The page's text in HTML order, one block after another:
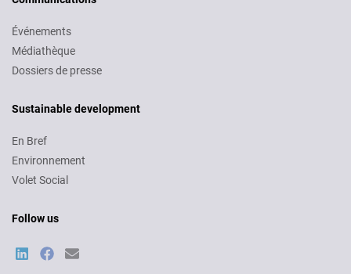
Événements
Médiathèque
Dossiers de presse
Sustainable development
En Bref
Environnement
Volet Social
Follow us